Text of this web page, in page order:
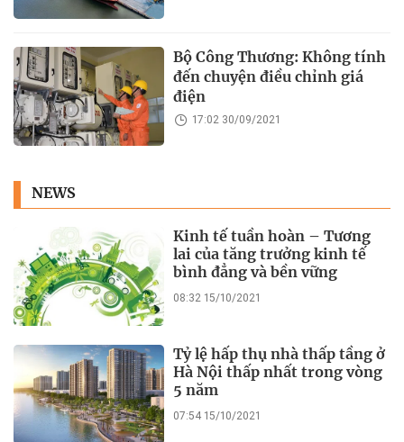
Bộ Công Thương: Không tính
đến chuyện điều chỉnh giá
điện
17:02 30/09/2021
NEWS
Kinh tế tuần hoàn – Tương
lai của tăng trưởng kinh tế
bình đẳng và bền vững
08:32 15/10/2021
Tỷ lệ hấp thụ nhà thấp tầng ở
Hà Nội thấp nhất trong vòng
5 năm
07:54 15/10/2021